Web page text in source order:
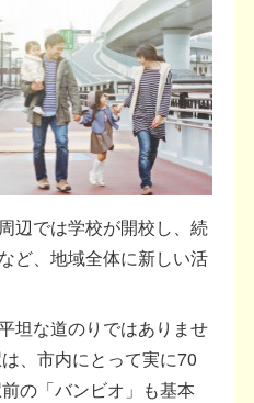
辺では学校が開校し、続
ど、地域全体に新しい活
坦な道のりではありませ
、市内にとって実に70
の「バンビオ」も基本